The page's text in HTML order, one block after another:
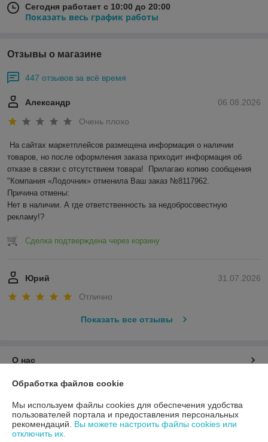
Сегодня работает с 10:00 до 20:00
Показать весь график работы
Отзывы о магазине
447 отзывов за всё время
06.08.2026
Александр
Очень плохо
На сайтах маркетплейсов размещена информация о наличии
товаров, но после оформления заказа приходит информация об
отказе в связи с отсутствием товара!  Прилагаю копию сообщения
"Компания «Лодочник» отменила Ваш заказ №8117962.
Причина отмены:
Нет в наличии. А где ответственность за недобросовестную
рекламу!?
Сделка подтверждена через корзину
31.07.2026
Юрий
Отлично
Показать все отзывы
О нас
Контакты
Доставка и оплата
Обработка файлов cookie
Мы используем файлы cookies для обеспечения удобства
пользователей портала и предоставления персональных
рекомендаций. Вы можете настроить файлы cookies или
отключить их.